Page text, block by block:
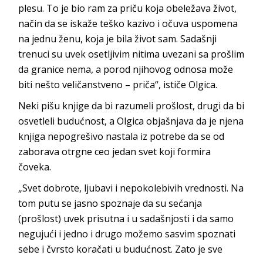
plesu. To je bio ram za priču koja obeležava život,
način da se iskaže teško kazivo i očuva uspomena
na jednu ženu, koja je bila život sam. Sadašnji
trenuci su uvek osetljivim nitima uvezani sa prošlim
da granice nema, a porod njihovog odnosa može
biti nešto veličanstveno – priča“, ističe Olgica.
Neki pišu knjige da bi razumeli prošlost, drugi da bi
osvetleli budućnost, a Olgica objašnjava da je njena
knjiga nepogrešivo nastala iz potrebe da se od
zaborava otrgne ceo jedan svet koji formira
čoveka.
„Svet dobrote, ljubavi i nepokolebivih vrednosti. Na
tom putu se jasno spoznaje da su sećanja
(prošlost) uvek prisutna i u sadašnjosti i da samo
negujući i jedno i drugo možemo sasvim spoznati
sebe i čvrsto koračati u budućnost. Zato je sve